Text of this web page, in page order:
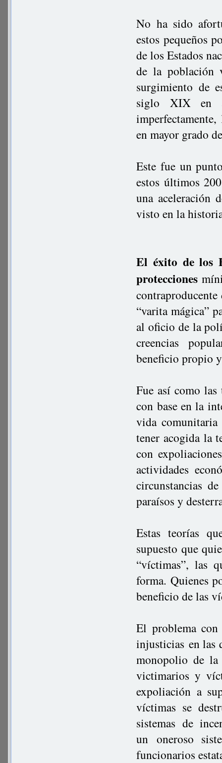
No ha sido
estos pequeños
de los Estados
de la población
surgimiento de
siglo XIX en
en mayor grado
Este fue un
estos últimos
una aceleración
visto en la
El éxito de los
protecciones
“varita mágica”
al oficio de la
creencias
beneficio propio
Fue así como
con base en la
vida comunitaria
tener acogida la
con
actividades
circunstancias
paraísos y
Estas teorías
supuesto que
“víctimas”, las
forma. Quienes
beneficio de las
El problema con
injusticias en las
monopolio de
victimarios y
expoliación a
víctimas se
sistemas de
un oneroso
funcionarios